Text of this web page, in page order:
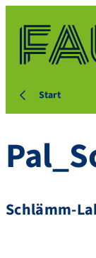
Start
Schlämm-